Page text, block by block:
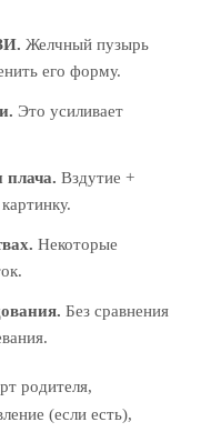
Желчный пузырь
его форму.
Это усиливает
плача. Вздутие +
Некоторые
Без сравнения
родителя,
(если есть),